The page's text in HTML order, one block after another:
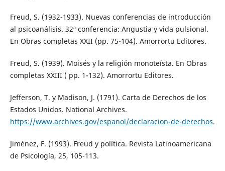
Freud, S. (1932-1933). Nuevas conferencias de introducción
al psicoanálisis. 32ª conferencia: Angustia y vida pulsional.
En Obras completas XXII (pp. 75-104). Amorrortu Editores.
Freud, S. (1939). Moisés y la religión monoteísta. En Obras
completas XXIII ( pp. 1-132). Amorrortu Editores.
Jefferson, T. y Madison, J. (1791). Carta de Derechos de los
Estados Unidos. National Archives.
https://www.archives.gov/espanol/declaracion-de-derechos.
Jiménez, F. (1993). Freud y política. Revista Latinoamericana
de Psicología, 25, 105-113.